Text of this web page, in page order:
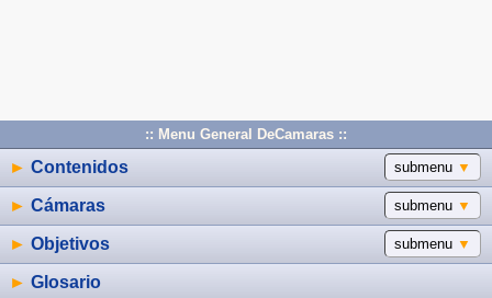
:: Menu General DeCamaras ::
submenu ▼
► Contenidos
submenu ▼
► Cámaras
submenu ▼
► Objetivos
► Glosario